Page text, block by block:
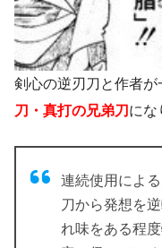
剣心の逆刃刀と作者が
刀・真打の兄弟刀 にな
連続使用によ
刀から発想を
れ味をある程